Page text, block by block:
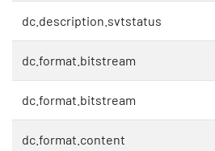
dc.description.svtstatus
dc.format.bitstream
dc.format.bitstream
dc.format.content